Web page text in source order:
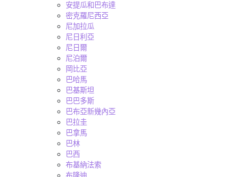
安提瓜和巴布達
密克羅尼西亞
尼加拉瓜
尼日利亞
尼日爾
尼泊爾
岡比亞
巴哈馬
巴基斯坦
巴巴多斯
巴布亞新幾內亞
巴拉圭
巴拿馬
巴林
巴西
布基納法索